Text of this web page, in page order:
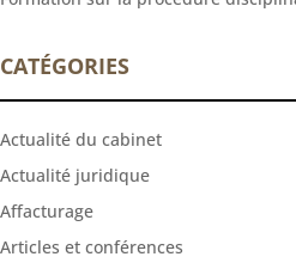
CATÉGORIES
Actualité du cabinet
Actualité juridique
Affacturage
Articles et conférences